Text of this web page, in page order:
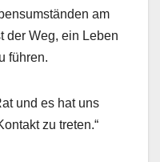
am
der Weg, ein Leben
führen.
und es hat uns
zu treten.“